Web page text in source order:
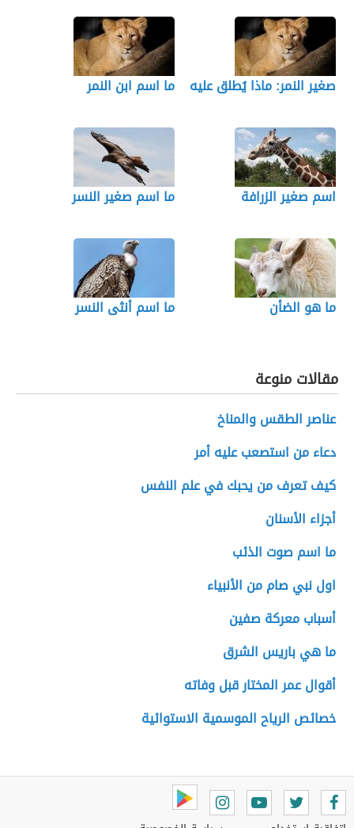
صغير النمر: ماذا يُطلق عليه ما اسم ابن النمر
اسم صغير الزرافة ما اسم صغير النسر
ما هو الضأن ما اسم أنثى النسر
مقالات منوعة
عناصر الطقس والمناخ
دعاء من استصعب عليه أمر
كيف تعرف من يحبك في علم النفس
أجزاء الأسنان
ما اسم صوت الذئب
اول نبي صام من الأنبياء
أسباب معركة صفين
ما هي باريس الشرق
أقوال عمر المختار قبل وفاته
خصائص الرياح الموسمية الاستوائية